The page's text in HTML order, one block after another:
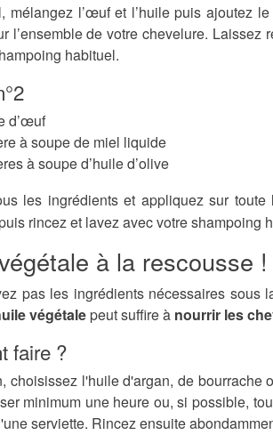
mélangez l’œuf et l’huile puis ajoutez
l’ensemble de votre chevelure.
habituel.
d’œuf
à soupe de miel liquide
à soupe d’huile d’olive
les ingrédients et appliquez sur
rincez et lavez avec votre shampoing
à la rescousse !
pas les ingrédients nécessaires sous
végétalepeut suffire à nourrir les
faire ?
choisissez l'huile d'argan, de
minimum une heure ou, si possible,
serviette. Rincez ensuite